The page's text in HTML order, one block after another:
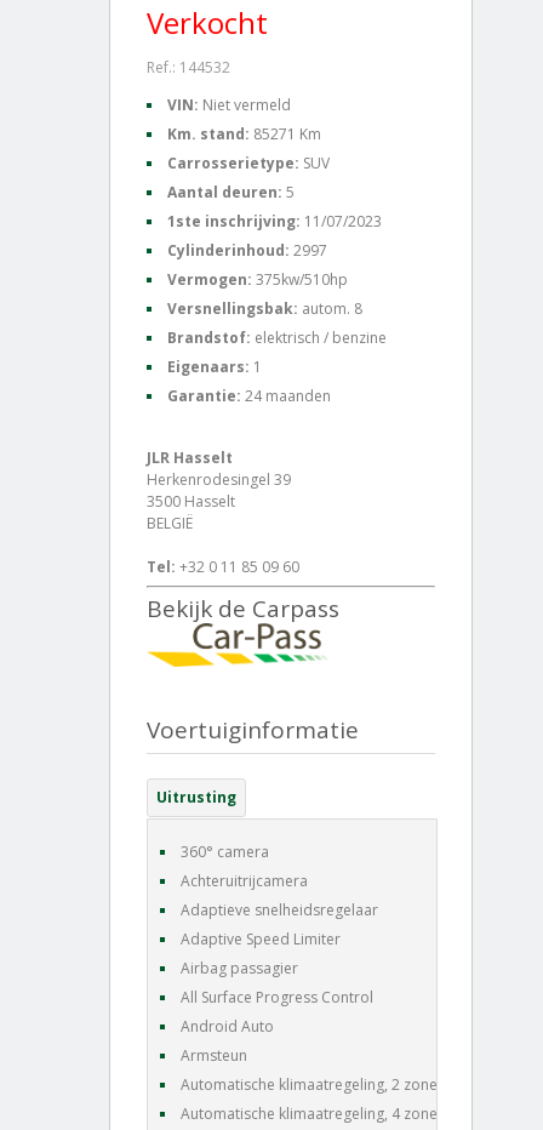
Verkocht
Ref.: 144532
VIN: Niet vermeld
Km. stand: 85271 Km
Carrosserietype: SUV
Aantal deuren: 5
1ste inschrijving: 11/07/2023
Cylinderinhoud: 2997
Vermogen: 375kw/510hp
Versnellingsbak: autom. 8
Brandstof: elektrisch / benzine
Eigenaars: 1
Garantie: 24 maanden
JLR Hasselt
Herkenrodesingel 39
3500 Hasselt
BELGIË
Tel: +32 0 11 85 09 60
Bekijk de Carpass
Voertuiginformatie
Uitrusting
360° camera
Achteruitrijcamera
Adaptieve snelheidsregelaar
Adaptive Speed Limiter
Airbag passagier
All Surface Progress Control
Android Auto
Armsteun
Automatische klimaatregeling, 2 zones
Automatische klimaatregeling, 4 zones